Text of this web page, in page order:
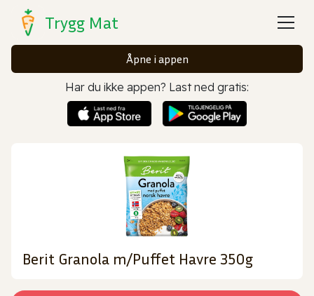
Trygg Mat
Åpne i appen
Har du ikke appen? Last ned gratis:
Berit Granola m/Puffet Havre 350g